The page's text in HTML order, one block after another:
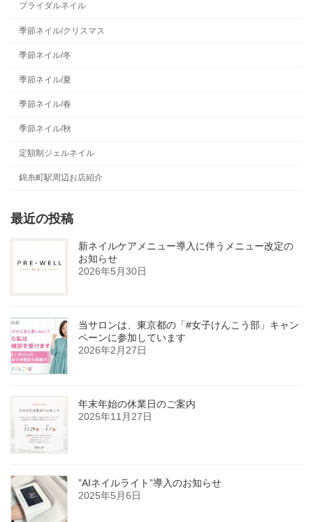
ブライダルネイル
季節ネイル/クリスマス
季節ネイル/冬
季節ネイル/夏
季節ネイル/春
季節ネイル/秋
定額制ジェルネイル
錦糸町駅周辺お店紹介
最近の投稿
新ネイルケアメニュー導入に伴うメニュー改定の
お知らせ
2026年5月30日
当サロンは、東京都の「#女子けんこう部」キャン
ペーンに参加しています
2026年2月27日
年末年始の休業日のご案内
2025年11月27日
”AIネイルライト”導入のお知らせ
2025年5月6日